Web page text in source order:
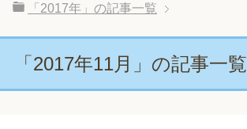
「2017年」の記事一覧
「2017年11月」の記事一覧